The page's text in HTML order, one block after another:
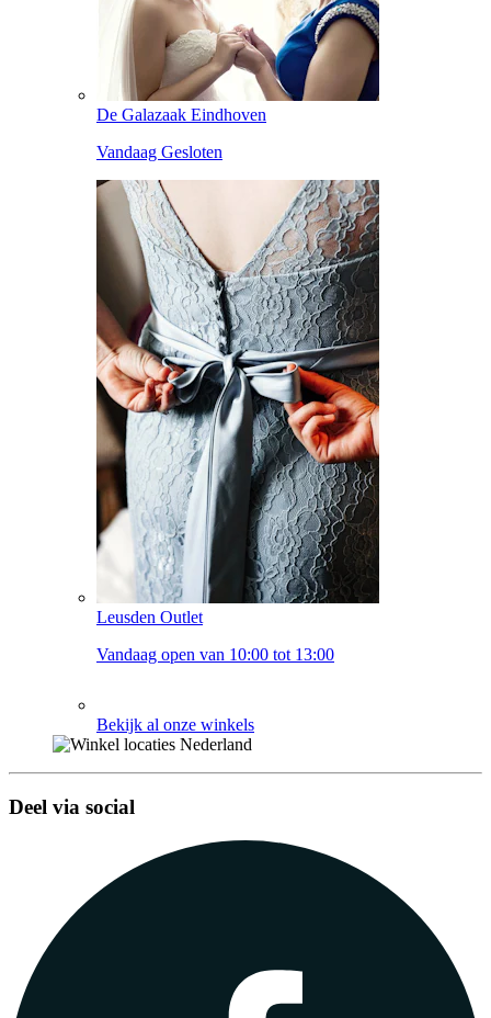
De Galazaak Eindhoven
Vandaag Gesloten
Leusden Outlet
Vandaag open van 10:00 tot 13:00
Bekijk al onze winkels
Deel via social